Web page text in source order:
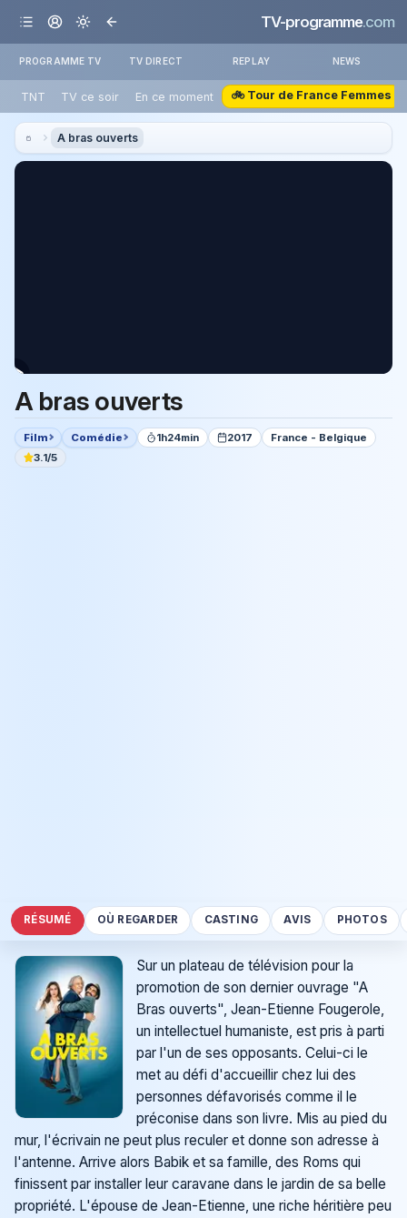
TV-programme.com
PROGRAMME TV TV DIRECT REPLAY NEWS
TNT TV ce soir En ce moment 🚲 Tour de France Femmes
A bras ouverts
A bras ouverts
Film Comédie 1h24min 2017
France - Belgique
3.1/5
RÉSUMÉ OÙ REGARDER CASTING AVIS PHOTOS
Sur un plateau de télévision pour la
promotion de son dernier ouvrage "A
Bras ouverts", Jean-Etienne Fougerole,
un intellectuel humaniste, est pris à parti
par l'un de ses opposants. Celui-ci le
met au défi d'accueillir chez lui des
personnes défavorisés comme il le
préconise dans son livre. Mis au pied du
mur, l'écrivain ne peut plus reculer et donne son adresse à
l'antenne. Arrive alors Babik et sa famille, des Roms qui
finissent par installer leur caravane dans le jardin de sa belle
propriété. L'épouse de Jean-Etienne, une riche héritière peu